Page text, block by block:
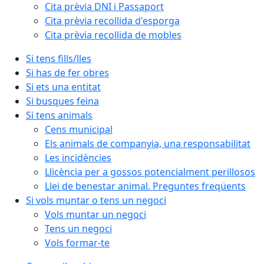
Cita prèvia DNI i Passaport
Cita prèvia recollida d'esporga
Cita prèvia recollida de mobles
Si tens fills/lles
Si has de fer obres
Si ets una entitat
Si busques feina
Si tens animals
Cens municipal
Els animals de companyia, una responsabilitat
Les incidències
Llicència per a gossos potencialment perillosos
Llei de benestar animal. Preguntes freqüents
Si vols muntar o tens un negoci
Vols muntar un negoci
Tens un negoci
Vols formar-te